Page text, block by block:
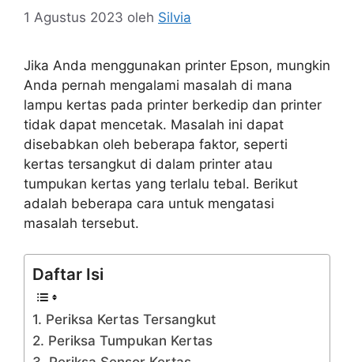
1 Agustus 2023 oleh Silvia
Jika Anda menggunakan printer Epson, mungkin
Anda pernah mengalami masalah di mana
lampu kertas pada printer berkedip dan printer
tidak dapat mencetak. Masalah ini dapat
disebabkan oleh beberapa faktor, seperti
kertas tersangkut di dalam printer atau
tumpukan kertas yang terlalu tebal. Berikut
adalah beberapa cara untuk mengatasi
masalah tersebut.
Daftar Isi
1. Periksa Kertas Tersangkut
2. Periksa Tumpukan Kertas